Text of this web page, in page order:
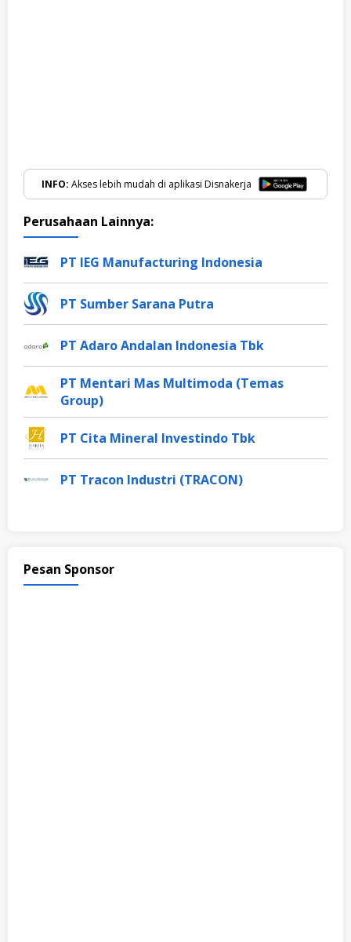
INFO: Akses lebih mudah di aplikasi Disnakerja
Perusahaan Lainnya:
PT IEG Manufacturing Indonesia
PT Sumber Sarana Putra
PT Adaro Andalan Indonesia Tbk
PT Mentari Mas Multimoda (Temas
Group)
PT Cita Mineral Investindo Tbk
PT Tracon Industri (TRACON)
Pesan Sponsor